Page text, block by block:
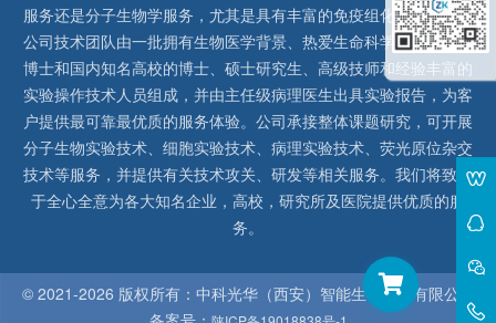
服务还是分子生物学服务，尤其是具有丰富的免疫组化实验经验，
公司技术团队由一批拥有生物医学背景、热爱生命科学研究的留美
博士和国内知名高校的博士、硕士研究生、高级技师和经验丰富的
实验操作技术人员组成，并由主任级病理医生出具实验报告，为客
户提供最可靠最优质的服务体验。公司承接整体课题研究，可开展
分子生物实验技术、细胞实验技术、病理实验技术、荧光原位杂交
技术等服务，并提供有关技术攻关、研发等相关服务。我们将致力
于全心全意为各大知名企业，高校，研究所及医院提供优质的服
务。
© 2021-2026 版权所有：中科光华（西安）智能生物科技有限公司